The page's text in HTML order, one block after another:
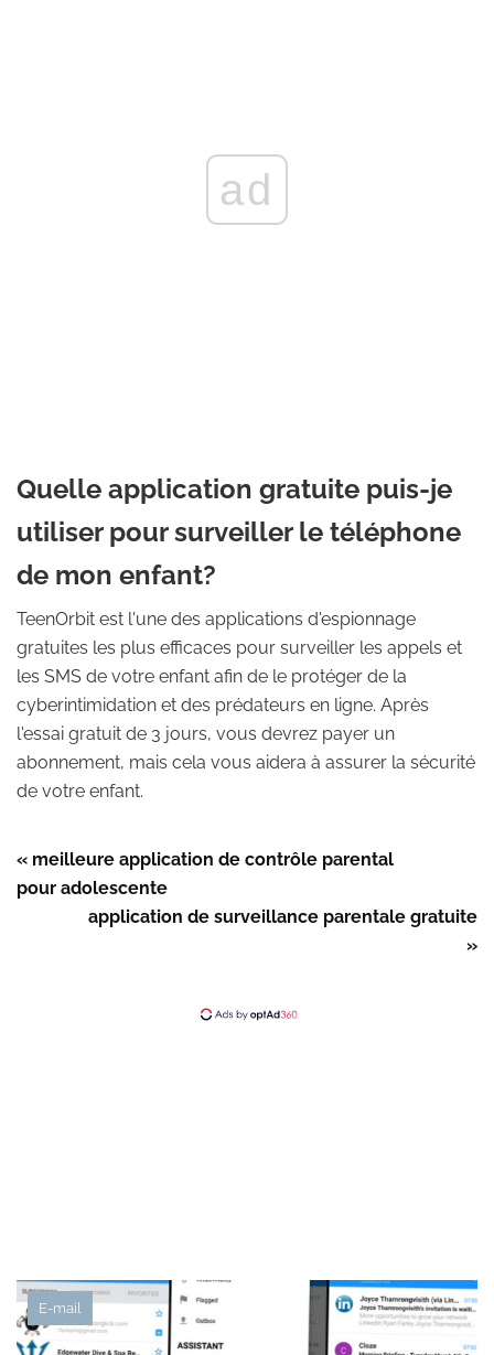
ad
Quelle application gratuite puis-je
utiliser pour surveiller le téléphone
de mon enfant?
TeenOrbit est l'une des applications d'espionnage
gratuites les plus efficaces pour surveiller les appels et
les SMS de votre enfant afin de le protéger de la
cyberintimidation et des prédateurs en ligne. Après
l'essai gratuit de 3 jours, vous devrez payer un
abonnement, mais cela vous aidera à assurer la sécurité
de votre enfant.
« meilleure application de contrôle parental
pour adolescente
application de surveillance parentale gratuite
»
E-mail